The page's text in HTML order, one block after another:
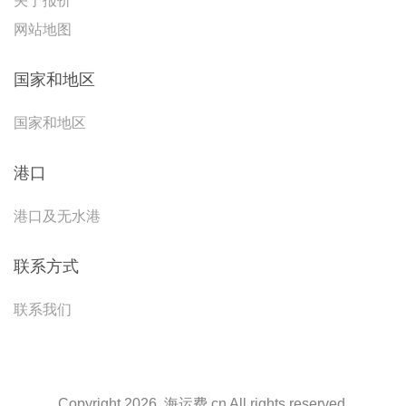
网站地图
国家和地区
国家和地区
港口
港口及无水港
联系方式
联系我们